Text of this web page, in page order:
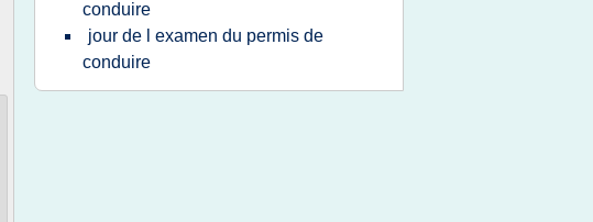
conduire
jour de l examen du permis de
conduire